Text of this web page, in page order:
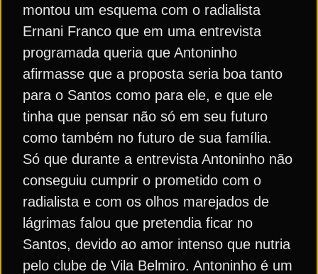
montou um esquema com o radialista
Ernani Franco que em uma entrevista
programada queria que Antoninho
afirmasse que a proposta seria boa tanto
para o Santos como para ele, e que ele
tinha que pensar não só em seu futuro
como também no futuro de sua família.
Só que durante a entrevista Antoninho não
conseguiu cumprir o prometido com o
radialista e com os olhos marejados de
lágrimas falou que pretendia ficar no
Santos, devido ao amor intenso que nutria
pelo clube de Vila Belmiro. Antoninho é um